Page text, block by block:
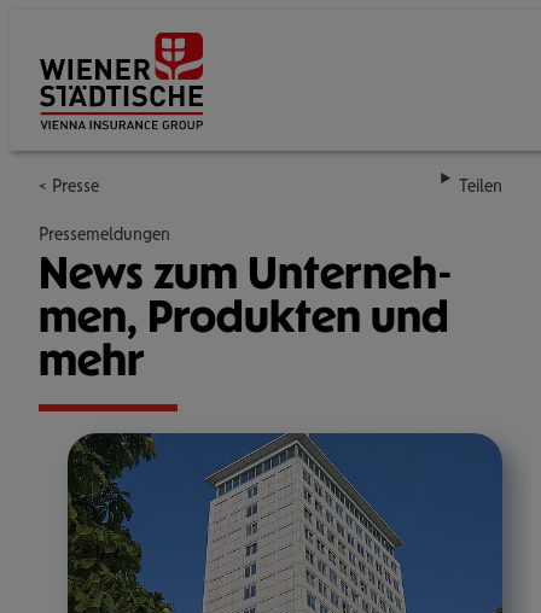
Presse Teilen
Pressemeldungen
News zum Unter­neh­
men, Pro­duk­ten und
mehr